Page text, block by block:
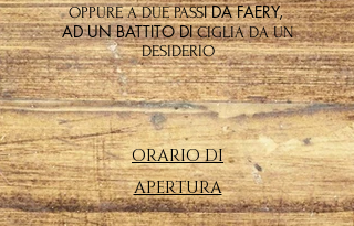
OPPURE A DUE PASSI DA FAERY,
AD UN BATTITO DICIGLIA DA UN
DESIDERIO
ORARIO DI
APERTURA